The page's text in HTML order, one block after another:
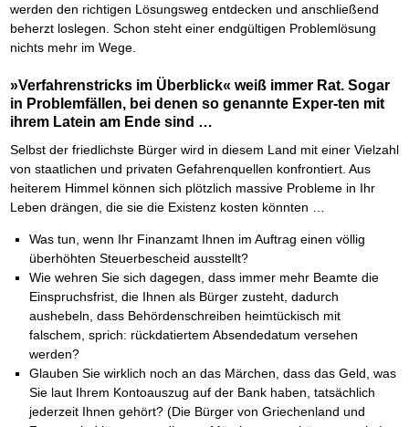
werden den richtigen Lösungsweg entdecken und anschließend
beherzt loslegen. Schon steht einer endgültigen Problemlösung
nichts mehr im Wege.
»Verfahrenstricks im Überblick« weiß immer Rat. Sogar
in Problemfällen, bei denen so genannte Exper-ten mit
ihrem Latein am Ende sind …
Selbst der friedlichste Bürger wird in diesem Land mit einer Vielzahl
von staatlichen und privaten Gefahrenquellen konfrontiert. Aus
heiterem Himmel können sich plötzlich massive Probleme in Ihr
Leben drängen, die sie die Existenz kosten könnten …
Was tun, wenn Ihr Finanzamt Ihnen im Auftrag einen völlig
überhöhten Steuerbescheid ausstellt?
Wie wehren Sie sich dagegen, dass immer mehr Beamte die
Einspruchsfrist, die Ihnen als Bürger zusteht, dadurch
aushebeln, dass Behördenschreiben heimtückisch mit
falschem, sprich: rückdatiertem Absendedatum versehen
werden?
Glauben Sie wirklich noch an das Märchen, dass das Geld, was
Sie laut Ihrem Kontoauszug auf der Bank haben, tatsächlich
jederzeit Ihnen gehört? (Die Bürger von Griechenland und